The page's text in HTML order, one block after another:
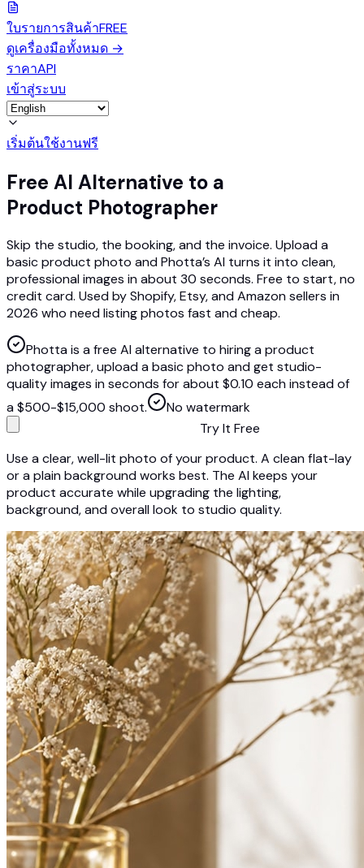
ใบรายการสินค้าFREE
ดูเครื่องมือทั้งหมด →
ราคาAPI
เข้าสู่ระบบ
เริ่มต้นใช้งานฟรี
Free AI Alternative to a
Product Photographer
Skip the studio, the booking, and the invoice. Upload a
basic product photo and Photta’s AI turns it into clean,
professional images in about 30 seconds. Free to start, no
credit card. Used by Shopify, Etsy, and Amazon sellers in
2026 who need listing photos fast and cheap.
Photta is a free AI alternative to hiring a product
photographer, upload a basic photo and get studio-
quality images in seconds for about $0.10 each instead of
a $500-$15,000 shoot.
No watermark
Try It Free
Use a clear, well-lit photo of your product. A clean flat-lay
or a plain background works best. The AI keeps your
product accurate while upgrading the lighting,
background, and overall look to studio quality.